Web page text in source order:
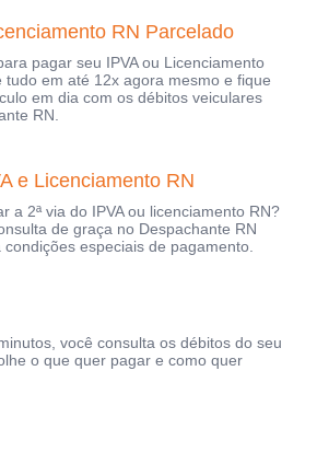
RN Parcelado
pagar seu IPVA ou Licenciamento
tudo em até 12x agora mesmo e fique
em dia com os débitos veiculares
RN.
e Licenciamento RN
a 2ª via do IPVA ou licenciamento RN?
de graça no Despachante RN
especiais de pagamento.
você consulta os débitos do seu
o que quer pagar e como quer